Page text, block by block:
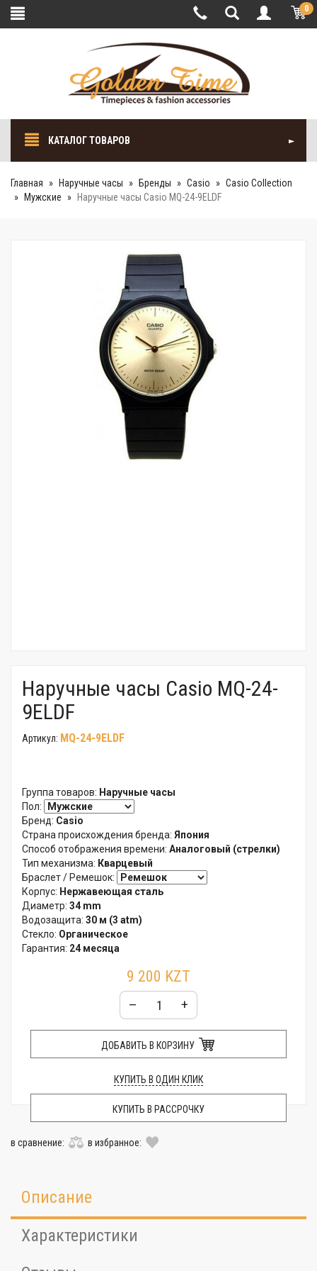
0
КАТАЛОГ ТОВАРОВ
Главная Наручные часы Бренды Casio
Casio Collection
Мужские
Наручные часы Casio MQ-24-9ELDF
Наручные часы Casio MQ-24-
9ELDF
Артикул: MQ-24-9ELDF
Группа товаров: Наручные часы
Пол:
Бренд: Casio
Страна происхождения бренда: Япония
Способ отображения времени: Аналоговый (стрелки)
Тип механизма: Кварцевый
Браслет / Ремешок:
Корпус: Нержавеющая сталь
Диаметр: 34 mm
Водозащита: 30 м (3 atm)
Стекло: Органическое
Гарантия: 24 месяца
9 200 KZT
– +
ДОБАВИТЬ В КОРЗИНУ
КУПИТЬ В ОДИН КЛИК
КУПИТЬ В РАССРОЧКУ
в сравнение: в избранное:
Описание
Характеристики